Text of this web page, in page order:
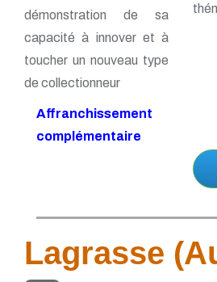
démonstration de sa
capacité à innover et à
toucher un nouveau type
de collectionneur
Affranchissement
complémentaire
Lagrasse